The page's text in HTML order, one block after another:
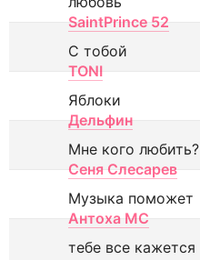
SaintPrince 52
С тобой
TONI
Яблоки
Дельфин
Мне кого любить?
Сеня Слесарев
Музыка поможет
Антоха МС
тебе все кажется